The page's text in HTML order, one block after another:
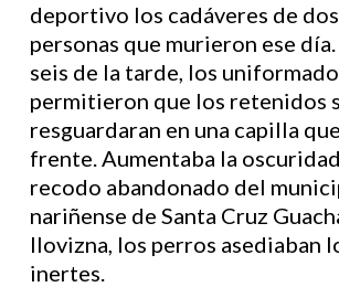
deportivo los cadáveres de
personas que murieron ese
seis de la tarde, los
permitieron que los retenidos
resguardaran en una capilla
frente. Aumentaba la
recodo abandonado del
nariñense de Santa Cruz
llovizna, los perros asediaban
inertes.